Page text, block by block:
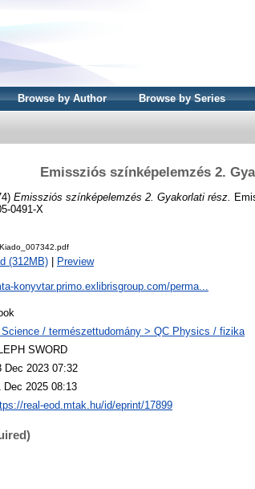
Browse by Author Browse by Series
Emissziós színképelemzés 2.
Emissziós színképelemzés 2. Gyakorlati rész.
0491-X
(312MB) Preview
konyvtar.primo.exlibrisgroup.com/perma...
/ természettudomány > QC Physics / fizika
SWORD
Dec 2023 07:32
Dec 2025 08:13
real-eod.mtak.hu/id/eprint/17899